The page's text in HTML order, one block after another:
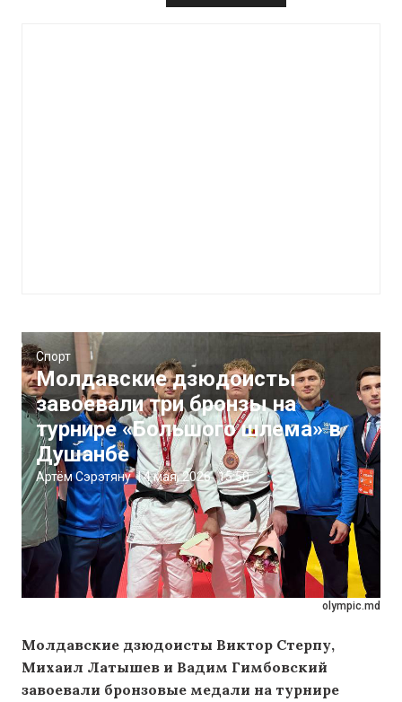
olympic.md
Спорт
Молдавские дзюдоисты
завоевали три бронзы на
турнире «Большого шлема» в
Душанбе
Артём Сэрэтяну |4 мая, 2026 15:50
Молдавские дзюдоисты Виктор Стерпу,
Михаил Латышев и Вадим Гимбовский
завоевали бронзовые медали на турнире